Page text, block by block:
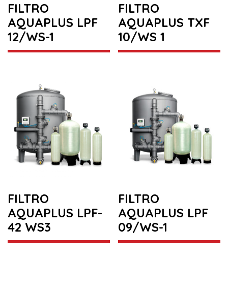
FILTRO
AQUAPLUS LPF
12/WS-1
FILTRO
AQUAPLUS TXF
10/WS 1
FILTRO
AQUAPLUS LPF-
42 WS3
FILTRO
AQUAPLUS LPF
09/WS-1